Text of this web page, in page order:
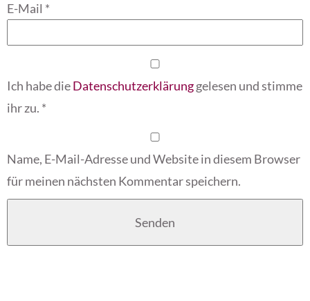
E-Mail *
Ich habe dieDatenschutzerklärunggelesen und stimme
ihr zu. *
Name, E-Mail-Adresse und Website in diesem Browser
für meinen nächsten Kommentar speichern.